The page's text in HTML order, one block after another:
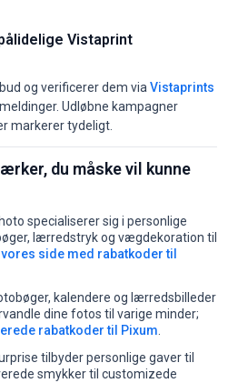
Vistaprint
og verificerer dem via Vistaprints
Udløbne kampagner
markerer tydeligt.
du måske vil kunne
specialiserer sig i personlige
lærredstryk og vægdekoration til
vores side med rabatkoder til
kalendere og lærredsbilleder
dine fotos til varige minder;
rabatkoder til Pixum
tilbyder personlige gaver til
smykker til customizede